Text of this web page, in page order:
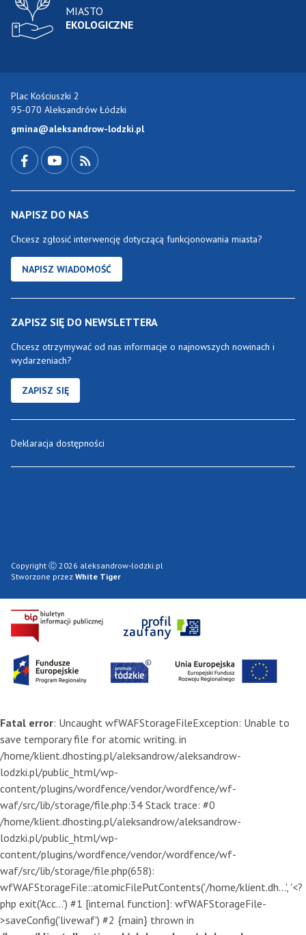
MIASTO
EKOLOGICZNE
Plac Kościuszki 2
95-070 Aleksandrów Łódzki
gmina@aleksandrow-lodzki.pl
NAPISZ DO NAS
Chcesz zgłosić interwencję dotyczącą funkcjonowania miasta?
NAPISZ WIADOMOŚĆ
ZAPISZ SIĘ DO NEWSLETTERA
Chcesz otrzymywać od nas informacje o najnowszych nowinach i
wydarzeniach?
ZAPISZ SIĘ
Deklaracja dostępności
Copyright Ⓒ 2026 aleksandrow-lodzki.pl
Stworzone przez White Tiger
Fatal error: Uncaught wfWAFStorageFileException: Unable to
save temporary file for atomic writing. in
/home/klient.dhosting.pl/aleksandrow/aleksandrow-
lodzki.pl/public_html/wp-
content/plugins/wordfence/vendor/wordfence/wf-
waf/src/lib/storage/file.php:34 Stack trace: #0
/home/klient.dhosting.pl/aleksandrow/aleksandrow-
lodzki.pl/public_html/wp-
content/plugins/wordfence/vendor/wordfence/wf-
waf/src/lib/storage/file.php(658):
wfWAFStorageFile::atomicFilePutContents('/home/klient.dh...', '<?
php exit('Acc...') #1 [internal function]: wfWAFStorageFile-
>saveConfig('livewaf') #2 {main} thrown in